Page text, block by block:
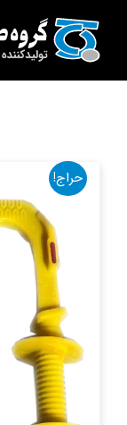
content
حراج!